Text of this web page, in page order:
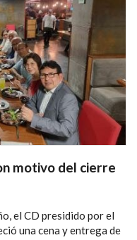
motivo del cierre
el CD presidido por el
una cena y entrega de